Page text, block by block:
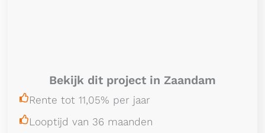
Bekijk dit project in Zaandam
Rente tot 11,05% per jaar
Looptijd van 36 maanden